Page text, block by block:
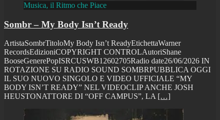
Musica, il Ritmo che Piace
Sombr – My Body Isn’t Ready
ArtistaSombrTitoloMy Body Isn’t ReadyEtichettaWarner
RecordsEdizioniCOPYRIGHT CONTROLAutoriShane
BooseGenerePopISRCUSWB12602705Radio date26/06/2026 IN
ROTAZIONE SU RADIO SOUND SOMBRPUBBLICA OGGI
IL SUO NUOVO SINGOLO E VIDEO UFFICIALE “MY
BODY ISN’T READY” NEL VIDEOCLIP ANCHE JOSH
HEUSTONATTORE DI “OFF CAMPUS”, LA […]